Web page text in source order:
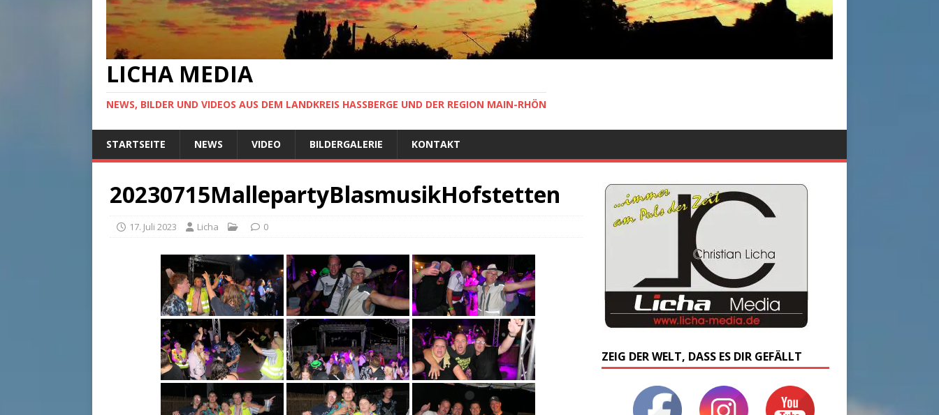
LICHA MEDIA
NEWS, BILDER UND VIDEOS AUS DEM LANDKREIS HASSBERGE UND DER REGION MAIN-RHÖN
STARTSEITE NEWS VIDEO BILDERGALERIE KONTAKT
20230715MallepartyBlasmusikHofstetten
17. Juli 2023 Licha 0
ZEIG DER WELT, DASS ES DIR GEFÄLLT